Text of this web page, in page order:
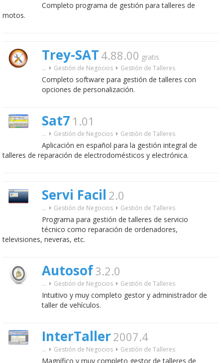
Completo programa de gestión para talleres de
motos.
Trey-SAT 4.88.00 gratis
... Gestión de Negocios Gestión de Talleres
Completo software para gestión de talleres con
opciones de personalización.
Sat7 1.01
... Gestión de Negocios Gestión de Talleres
Aplicación en español para la gestión integral de
talleres de reparación de electrodomésticos y electrónica.
Servi Facil 2.0
... Gestión de Negocios Gestión de Talleres
Programa para gestión de talleres de servicio
técnico como reparación de ordenadores,
televisiones, neveras, etc.
Autosof3.2.0
... Gestión de Negocios Gestión de Talleres
Intuitivo y muy completo gestor y administrador de
taller de vehículos.
InterTaller2007.4
... Gestión de Negocios Gestión de Talleres
Magnífico y muy completo gestor de talleres de